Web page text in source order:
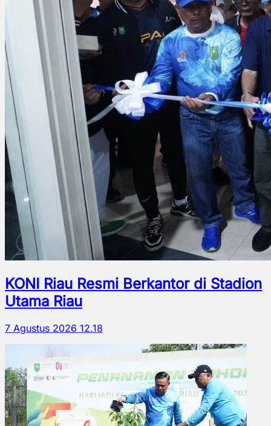
KONI Riau Resmi Berkantor di Stadion
Utama Riau
7 Agustus 2026 12.18